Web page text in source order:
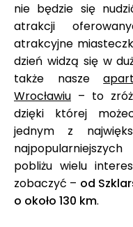
nie będzie się
atrakcji
atrakcyjne
dzień widzą się w
także nasze
Wrocławiu – to
dzięki której
jednym z
pobliżu wielu
zobaczyć – od
o około 130 km.